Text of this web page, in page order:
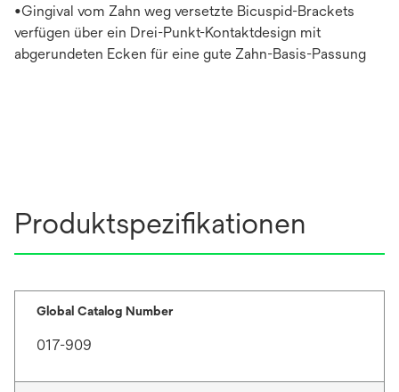
•Gingival vom Zahn weg versetzte Bicuspid-Brackets
verfügen über ein Drei-Punkt-Kontaktdesign mit
abgerundeten Ecken für eine gute Zahn-Basis-Passung
Produktspezifikationen
Global Catalog Number
017-909